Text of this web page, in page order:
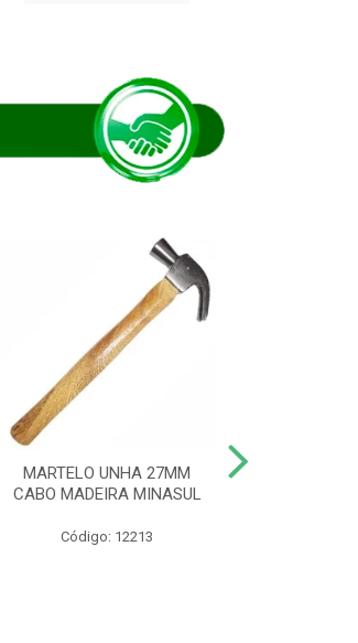
MARTELO UNHA 27MM
CABO MADEIRA MINASUL
Código: 12213